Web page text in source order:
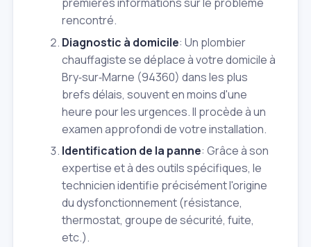
premières informations sur le problème
rencontré.
Diagnostic à domicile: Un plombier
chauffagiste se déplace à votre domicile à
Bry‑sur‑Marne (94360) dans les plus
brefs délais, souvent en moins d'une
heure pour les urgences. Il procède à un
examen approfondi de votre installation.
Identification de la panne: Grâce à son
expertise et à des outils spécifiques, le
technicien identifie précisément l'origine
du dysfonctionnement (résistance,
thermostat, groupe de sécurité, fuite,
etc.).